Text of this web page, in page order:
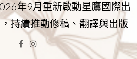
年9月重新啟動星鷹國際出
持續推動修稿、翻譯與出版
Facebook
Instagram